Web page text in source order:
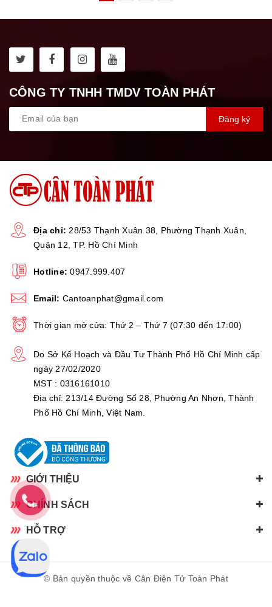
CÔNG TY TNHH TMDV TOÀN PHÁT
Đăng ký
Địa chỉ: 28/53 Thạnh Xuân 38, Phường Thạnh Xuân,
Quận 12, TP. Hồ Chí Minh
Hotline: 0947.999.407
Email: Cantoanphat@gmail.com
Thời gian mở cửa: Thứ 2 – Thứ 7 (07:30 đến 17:00)
Do Sở Kế Hoạch và Đầu Tư Thành Phố Hồ Chí Minh cấp
ngày 27/02/2020
MST : 0316161010
Địa chỉ: 213/14 Đường Số 28, Phường An Nhơn, Thành
Phố Hồ Chí Minh, Việt Nam.
GIỚI THIỆU
CHÍNH SÁCH
HỖ TRỢ
© Bản quyền thuộc về Cân Điện Tử Toàn Phát